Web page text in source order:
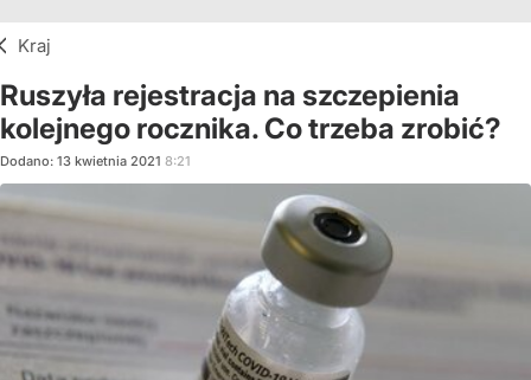
Kraj
Ruszyła rejestracja na szczepienia
kolejnego rocznika. Co trzeba zrobić?
Dodano: 13 kwietnia 2021 8:21